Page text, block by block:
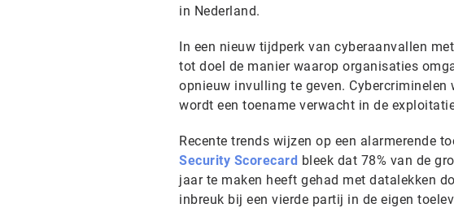
in Nederland.
In een nieuw tijdperk van cyberaanvallen
tot doel de manier waarop organisaties
opnieuw invulling te geven. Cybercriminelen
wordt een toename verwacht in de
Recente trends wijzen op een alarmerende
Security Scorecard bleek dat 78% van de
jaar te maken heeft gehad met datalekken
inbreuk bij een vierde partij in de eigen